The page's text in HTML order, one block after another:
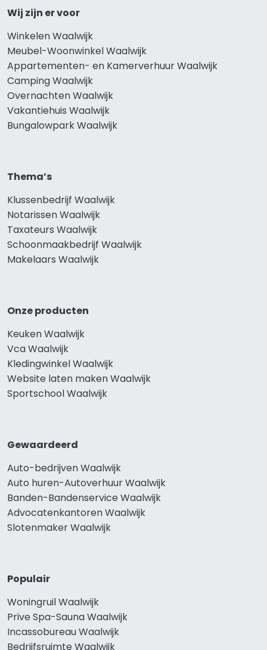
Wij zijn er voor
Winkelen Waalwijk
Meubel-Woonwinkel Waalwijk
Appartementen- en Kamerverhuur Waalwijk
Camping Waalwijk
Overnachten Waalwijk
Vakantiehuis Waalwijk
Bungalowpark Waalwijk
Thema’s
Klussenbedrijf Waalwijk
Notarissen Waalwijk
Taxateurs Waalwijk
Schoonmaakbedrijf Waalwijk
Makelaars Waalwijk
Onze producten
Keuken Waalwijk
Vca Waalwijk
Kledingwinkel Waalwijk
Website laten maken Waalwijk
Sportschool Waalwijk
Gewaardeerd
Auto-bedrijven Waalwijk
Auto huren-Autoverhuur Waalwijk
Banden-Bandenservice Waalwijk
Advocatenkantoren Waalwijk
Slotenmaker Waalwijk
Populair
Woningruil Waalwijk
Prive Spa-Sauna Waalwijk
Incassobureau Waalwijk
Bedrijfsruimte Waalwijk